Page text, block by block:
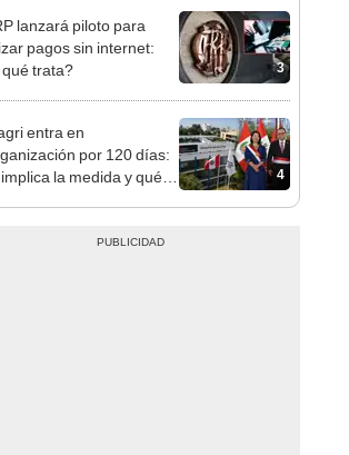
3
lanzará piloto para
pagos sin internet:
trata?
4
entra en
por 120 días:
la medida y qué